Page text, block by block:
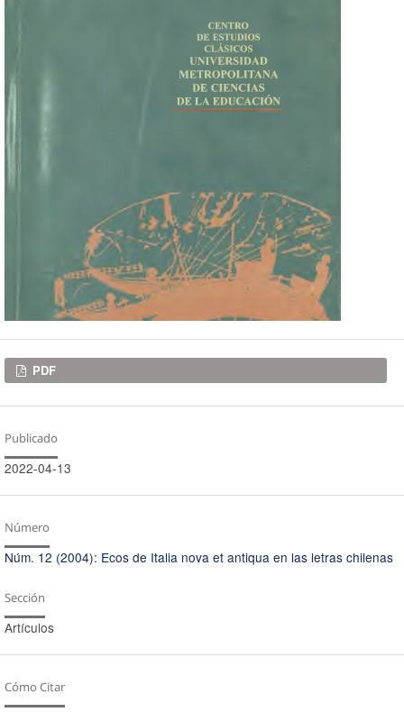
Descargas
PDF
Publicado
2022-04-13
Número
Núm. 12 (2004): Ecos de Italia nova et antiqua en las letras chilenas
Sección
Artículos
Cómo Citar